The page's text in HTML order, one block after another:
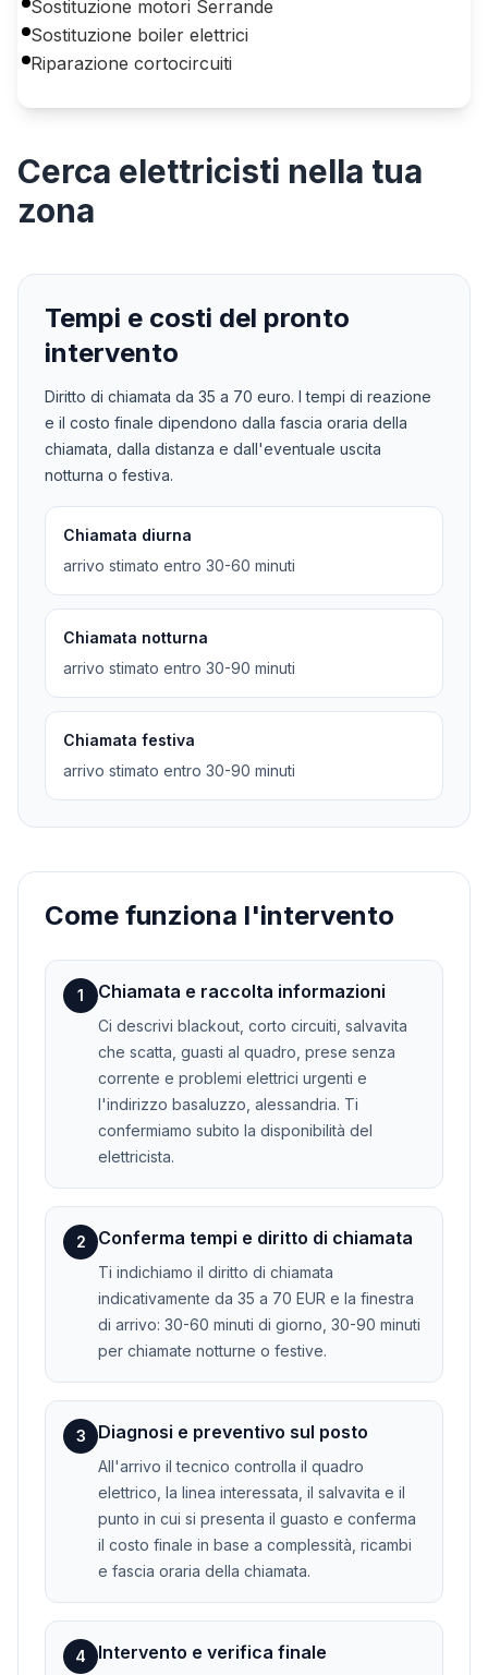
Sostituzione motori Serrande
Sostituzione boiler elettrici
Riparazione cortocircuiti
Cerca elettricisti nella tua
zona
Tempi e costi del pronto
intervento
Diritto di chiamata da 35 a 70 euro. I tempi di reazione
e il costo finale dipendono dalla fascia oraria della
chiamata, dalla distanza e dall'eventuale uscita
notturna o festiva.
Chiamata diurna
arrivo stimato entro 30-60 minuti
Chiamata notturna
arrivo stimato entro 30-90 minuti
Chiamata festiva
arrivo stimato entro 30-90 minuti
Come funziona l'intervento
1 Chiamata e raccolta informazioni
Ci descrivi blackout, corto circuiti, salvavita
che scatta, guasti al quadro, prese senza
corrente e problemi elettrici urgenti e
l'indirizzo basaluzzo, alessandria. Ti
confermiamo subito la disponibilità del
elettricista.
2 Conferma tempi e diritto di chiamata
Ti indichiamo il diritto di chiamata
indicativamente da 35 a 70 EUR e la finestra
di arrivo: 30-60 minuti di giorno, 30-90 minuti
per chiamate notturne o festive.
3 Diagnosi e preventivo sul posto
All'arrivo il tecnico controlla il quadro
elettrico, la linea interessata, il salvavita e il
punto in cui si presenta il guasto e conferma
il costo finale in base a complessità, ricambi
e fascia oraria della chiamata.
4 Intervento e verifica finale